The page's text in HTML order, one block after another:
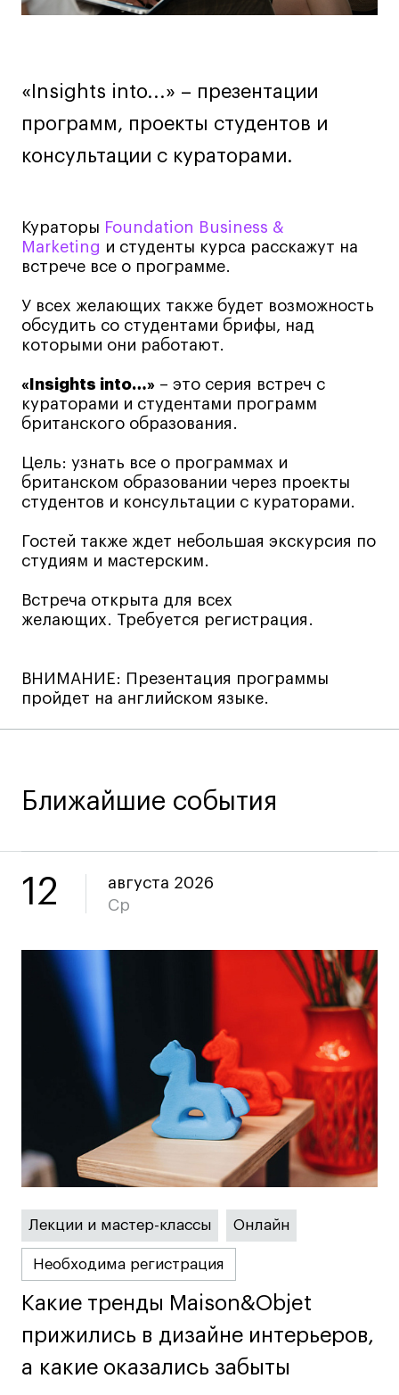
Маркетинг
Диджитал
Лайфстайл
Навыки предпринимателя и управленца
Онлайн
Маркетинг и генерация лидов
Искусство
Фотография
Очно + онлайн
Все программы
Техникум
Специалист кино- и медиапродакшена
Графический дизайнер
Цифровой маркетолог
Коммерческий фотограф
Для школьников
Долгосрочные
О школе
Блог
Преподаватели
Лицензии и аккредитации
Для прессы
Связи с индустрией
Вакансии
Контакты
Поступающим
Условия поступления
Стоимость обучения
Иностранным студентам
График учебного года
«Insights into...» – презентации
программ, проекты студентов и
консультации с кураторами.
Кураторы Foundation Business &
Marketing и студенты курса расскажут на
встрече все о программе.
У всех желающих также будет возможность
обсудить со студентами брифы, над
которыми они работают.
«Insights into…» – это серия встреч с
кураторами и студентами программ
британского образования.
Цель: узнать все о программах и
британском образовании через проекты
студентов и консультации с кураторами.
Гостей также ждет небольшая экскурсия по
студиям и мастерским.
Встреча открыта для всех
желающих. Требуется регистрация.
ВНИМАНИЕ: Презентация программы
пройдет на английском языке.
Ближайшие события
12
августа 2026
Ср
Лекции и мастер-классы Онлайн
Необходима регистрация
Какие тренды Maison&Objet
прижились в дизайне интерьеров,
а какие оказались забыты
Какие тренды Maison&Objet
прижились в дизайне интерьеров,
а какие оказались забыты